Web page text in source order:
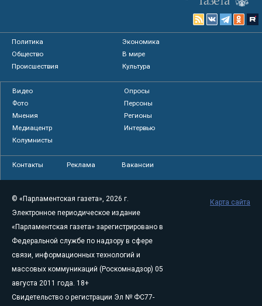
Политика
Экономика
Общество
В мире
Происшествия
Культура
Видео
Опросы
Фото
Персоны
Мнения
Регионы
Медиацентр
Интервью
Колумнисты
Контакты Реклама Вакансии
© «Парламентская газета», 2026 г.
Электронное периодическое издание
«Парламентская газета» зарегистрировано в
Федеральной службе по надзору в сфере
связи, информационных технологий и
массовых коммуникаций (Роскомнадзор) 05
августа 2011 года. 18+
Свидетельство о регистрации Эл № ФС77-
Карта сайта